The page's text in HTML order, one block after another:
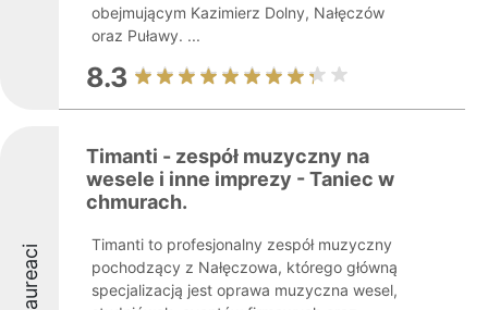
obejmującym Kazimierz Dolny, Nałęczów
oraz Puławy. ...
8.3
Laureaci
Timanti - zespół muzyczny na
wesele i inne imprezy - Taniec w
chmurach.
Timanti to profesjonalny zespół muzyczny
pochodzący z Nałęczowa, którego główną
specjalizacją jest oprawa muzyczna wesel,